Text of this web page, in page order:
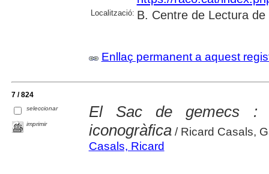
Localització: B. Centre de Lectura
Enllaç permanent a aquest
7 / 824
seleccionar
imprimir
El Sac de gemecs :
iconogràfica/ Ricard Casals,
Casals, Ricard